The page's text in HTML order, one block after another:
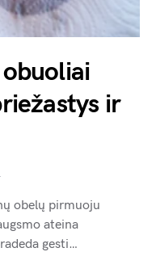
ir
obelų pirmuoju
ateina
gesti…